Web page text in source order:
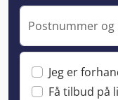
Postnummer og
Jeg er
Få tilbud på